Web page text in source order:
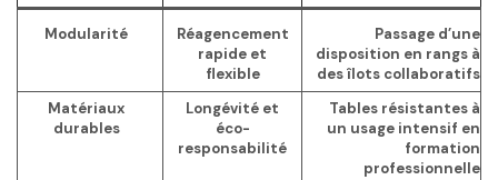
Modularité
Réagencement
rapide et
flexible
Passage d’une
disposition en rangs à
des îlots collaboratifs
Matériaux
durables
Longévité et
éco-
responsabilité
Tables résistantes à
un usage intensif en
formation
professionnelle